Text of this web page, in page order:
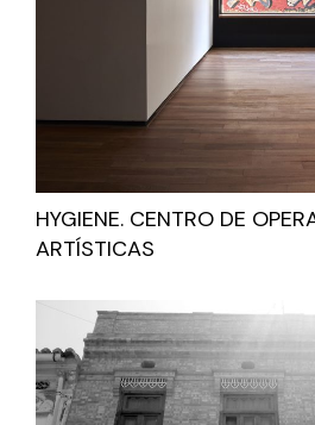
HYGIENE. CENTRO DE
ARTÍSTICAS